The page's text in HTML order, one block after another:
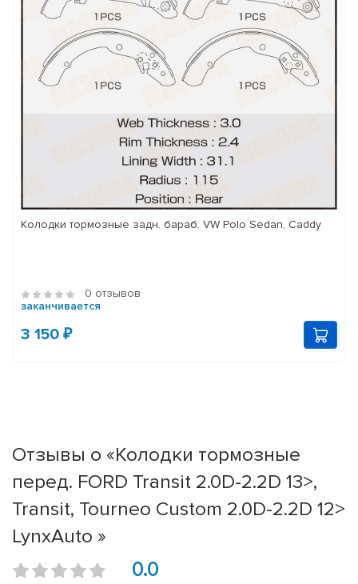
Колодки тормозные задн. бараб. VW Polo Sedan, Caddy
0 отзывов
заканчивается
3 150 ₽
Отзывы о «Колодки тормозные
перед. FORD Transit 2.0D-2.2D 13>,
Transit, Tourneo Custom 2.0D-2.2D 12>
LynxAuto »
0.0